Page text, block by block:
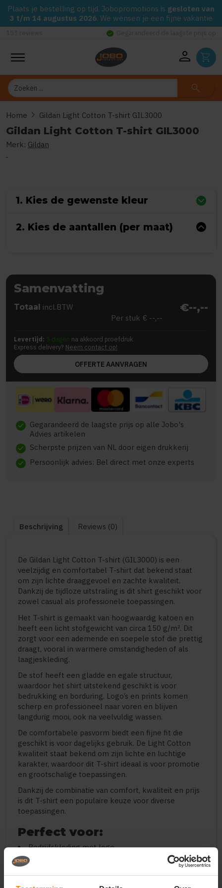
Plaats je bestelling op tijd. Jobopromotions is gesloten van
3 t/m 14 augustus 2026. We wensen je een fijne vakantie
Gegarandeerd de laagste prijs op alle Jobo's Advies artikelen
person shopping_cart
Zoeken search
Home chevron_right Gildan Light Cotton T-shirt GIL3000
Gildan Light Cotton T-shirt GIL3000
Merk: Gildan
1. Kies de gewenste kleur
2. Kies de aantallen (per maat)
Samenvatting
Totaal incl.BTW €--,--
Per stuk € --,--
Levertijd: 5 dagen na akkoord proefdruk
Express delivery? Neem contact op!
OFFERTE AANVRAGEN
check Gegarandeerd de laagste prijs op alle Jobo's
Advies artikelen
check Scherpste prijzen van NL door eigen drukkerij
check Persoonlijk advies: Bel direct met onze experts
Beschrijving Reviews (0)
De Gildan Light Cotton T-shirt (GIL3000) is een
veelzijdig en comfortabel T-shirt dat bekend staat
om zijn lichte draaggevoel en zachte kwaliteit.
Dankzij de tijdloze uitstraling is dit shirt geschikt voor
zowel casual als professionele toepassingen.
Het T-shirt is gemaakt van hoogwaardig katoen en
heeft een licht stofgewicht van circa 150 g/m². Dit
zorgt voor een ademende en soepele stof die prettig
draagt, vooral in warmere omstandigheden of als
laagjeskleding.
De stof heeft een gladde en egale structuur,
waardoor het shirt uitstekend geschikt is voor
bedrukking en borduring. Logo’s en prints komen
scherp en professioneel naar voren en blijven
langdurig mooi, ook na veelvuldig wassen.
De comfortabele pasvorm biedt een fijne fit die
geschikt is voor dagelijks gebruik. De Light Cotton
kwaliteit staat bekend om zijn lichte en luchtige
karakter, waardoor dit T-shirt ideaal is voor promotie
en grootschalige toepassingen.
Dankzij de combinatie van comfort, kwaliteit en prijs
is dit T-shirt een populaire keuze voor diverse
toepassingen.
Perfect voor:
Bedrijfskleding met logo
Bedrukte of geborduurde T-shirts
Evenementen en acties